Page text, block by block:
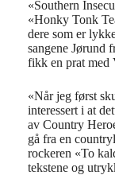
«Southern
«Honky Tonk
dere som er
sangene Jørund
fikk en prat med
«Når jeg først
interessert i at
av Country
gå fra en
rockeren «To
tekstene og